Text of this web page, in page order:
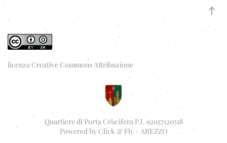
licenza Creative Commons Attribuzione
Quartiere di Porta Crucifera P.I. 92057120518
Powered byClick & Fly - AREZZO